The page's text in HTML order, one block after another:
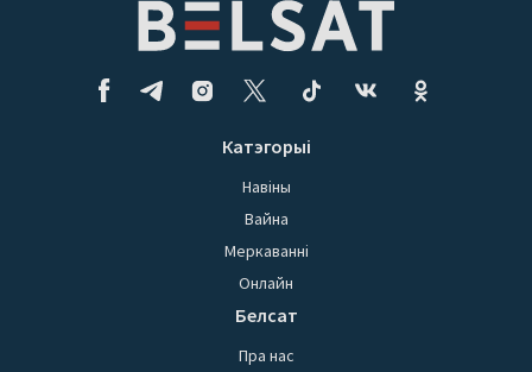
Катэгорыі
Навіны
Вайна
Меркаванні
Онлайн
Белсат
Пра нас